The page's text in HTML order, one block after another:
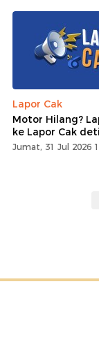
Lapor Cak
Motor Hilang?
ke Lapor Cak
Jumat, 31 Jul 2026